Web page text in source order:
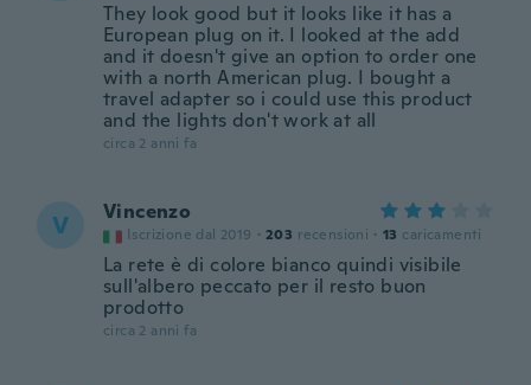
They look good but it looks like it has a
European plug on it. I looked at the add
and it doesn't give an option to order one
with a north American plug. I bought a
travel adapter so i could use this product
and the lights don't work at all
circa 2 anni fa
V Vincenzo
Iscrizione dal 2019 · 203 recensioni · 13 caricamenti
La rete è di colore bianco quindi visibile
sull'albero peccato per il resto buon
prodotto
circa 2 anni fa